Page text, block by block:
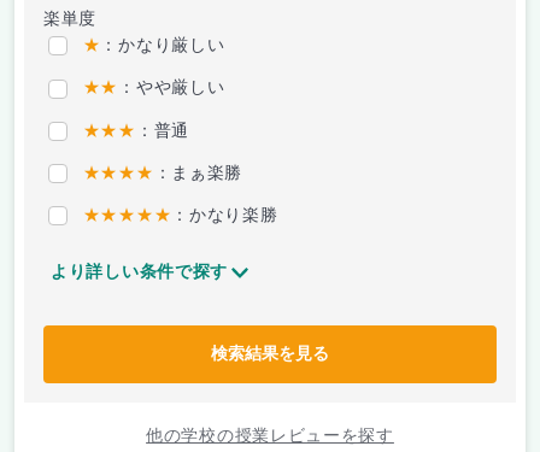
楽単度
★ ：かなり厳しい
★★ ：やや厳しい
★★★ ：普通
★★★★ ：まぁ楽勝
★★★★★ ：かなり楽勝
より詳しい条件で探す
検索結果を見る
他の学校の授業レビューを探す